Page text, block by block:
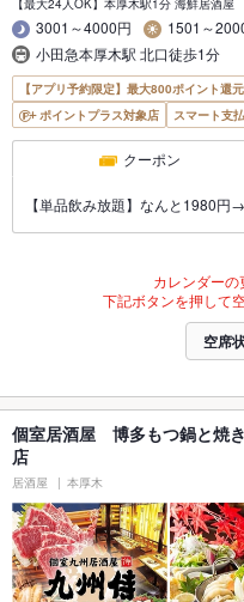
【最大24人OK】本厚木駅1分 海鮮居酒屋
3001～4000円
1501～
小田急本厚木駅 北口徒歩1分
【アプリ予約限定】最大800ポイント還
ポイントプラス対象店
スマート支
クーポン
【単品飲み放題】なんと1980円
カレンダーの
下記ボタンを押して
空席
個室居酒屋 博多もつ鍋と
店
居酒屋 本厚木